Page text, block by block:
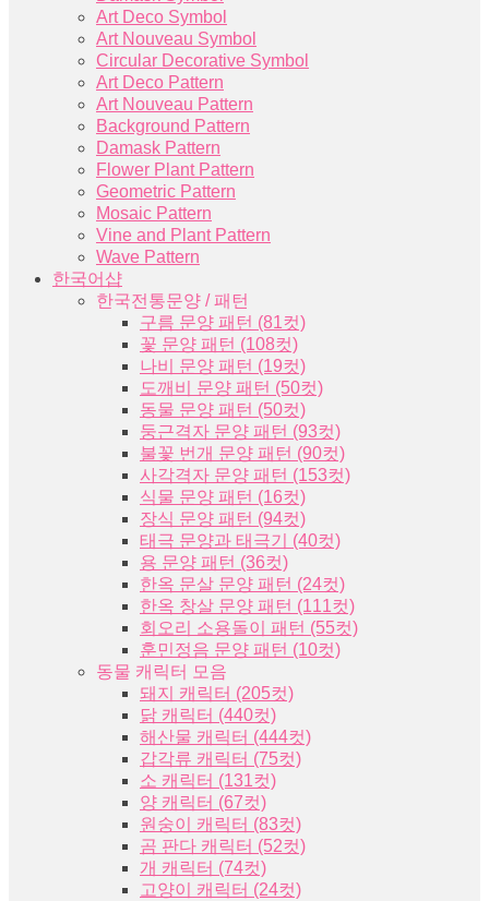
Art Deco Symbol
Art Nouveau Symbol
Circular Decorative Symbol
Art Deco Pattern
Art Nouveau Pattern
Background Pattern
Damask Pattern
Flower Plant Pattern
Geometric Pattern
Mosaic Pattern
Vine and Plant Pattern
Wave Pattern
한국어샵
한국전통문양 / 패턴
구름 문양 패턴 (81컷)
꽃 문양 패턴 (108컷)
나비 문양 패턴 (19컷)
도깨비 문양 패턴 (50컷)
동물 문양 패턴 (50컷)
둥근격자 문양 패턴 (93컷)
불꽃 번개 문양 패턴 (90컷)
사각격자 문양 패턴 (153컷)
식물 문양 패턴 (16컷)
장식 문양 패턴 (94컷)
태극 문양과 태극기 (40컷)
용 문양 패턴 (36컷)
한옥 문살 문양 패턴 (24컷)
한옥 창살 문양 패턴 (111컷)
회오리 소용돌이 패턴 (55컷)
훈민정음 문양 패턴 (10컷)
동물 캐릭터 모음
돼지 캐릭터 (205컷)
닭 캐릭터 (440컷)
해산물 캐릭터 (444컷)
갑각류 캐릭터 (75컷)
소 캐릭터 (131컷)
양 캐릭터 (67컷)
원숭이 캐릭터 (83컷)
곰 판다 캐릭터 (52컷)
개 캐릭터 (74컷)
고양이 캐릭터 (24컷)